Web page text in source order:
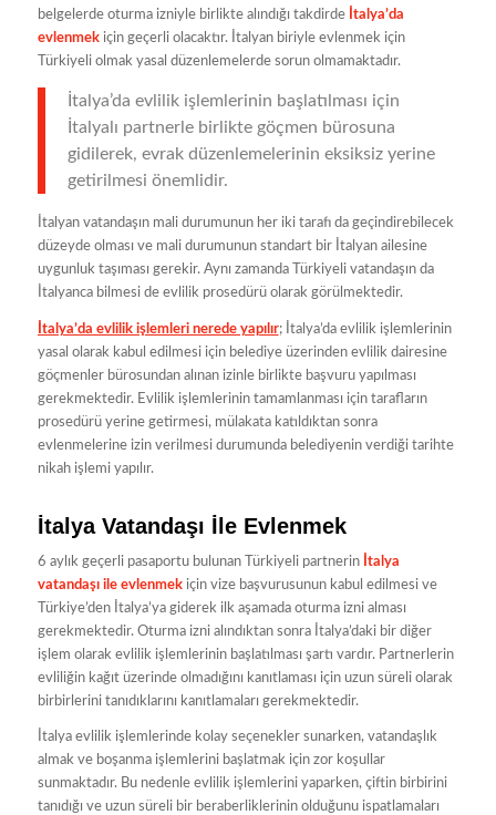
belgelerde oturma izniyle birlikte alındığı takdirde İtalya’da
evlenmekiçin geçerli olacaktır. İtalyan biriyle evlenmek için
Türkiyeli olmak yasal düzenlemelerde sorun olmamaktadır.
İtalya’da evlilik işlemlerinin başlatılması için
İtalyalı partnerle birlikte göçmen bürosuna
gidilerek, evrak düzenlemelerinin eksiksiz yerine
getirilmesi önemlidir.
İtalyan vatandaşın mali durumunun her iki tarafı da geçindirebilecek
düzeyde olması ve mali durumunun standart bir İtalyan ailesine
uygunluk taşıması gerekir. Aynı zamanda Türkiyeli vatandaşın da
İtalyanca bilmesi de evlilik prosedürü olarak görülmektedir.
İtalya’da evlilik işlemleri nerede yapılır; İtalya’da evlilik işlemlerinin
yasal olarak kabul edilmesi için belediye üzerinden evlilik dairesine
göçmenler bürosundan alınan izinle birlikte başvuru yapılması
gerekmektedir. Evlilik işlemlerinin tamamlanması için tarafların
prosedürü yerine getirmesi, mülakata katıldıktan sonra
evlenmelerine izin verilmesi durumunda belediyenin verdiği tarihte
nikah işlemi yapılır.
İtalya Vatandaşı İle Evlenmek
6 aylık geçerli pasaportu bulunan Türkiyeli partnerin İtalya
vatandaşı ile evlenmekiçin vize başvurusunun kabul edilmesi ve
Türkiye’den İtalya’ya giderek ilk aşamada oturma izni alması
gerekmektedir. Oturma izni alındıktan sonra İtalya’daki bir diğer
işlem olarak evlilik işlemlerinin başlatılması şartı vardır. Partnerlerin
evliliğin kağıt üzerinde olmadığını kanıtlaması için uzun süreli olarak
birbirlerini tanıdıklarını kanıtlamaları gerekmektedir.
İtalya evlilik işlemlerinde kolay seçenekler sunarken, vatandaşlık
almak ve boşanma işlemlerini başlatmak için zor koşullar
sunmaktadır. Bu nedenle evlilik işlemlerini yaparken, çiftin birbirini
tanıdığı ve uzun süreli bir beraberliklerinin olduğunu ispatlamaları